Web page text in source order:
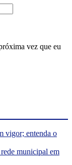
vez que eu
vigor; entenda o
municipal em